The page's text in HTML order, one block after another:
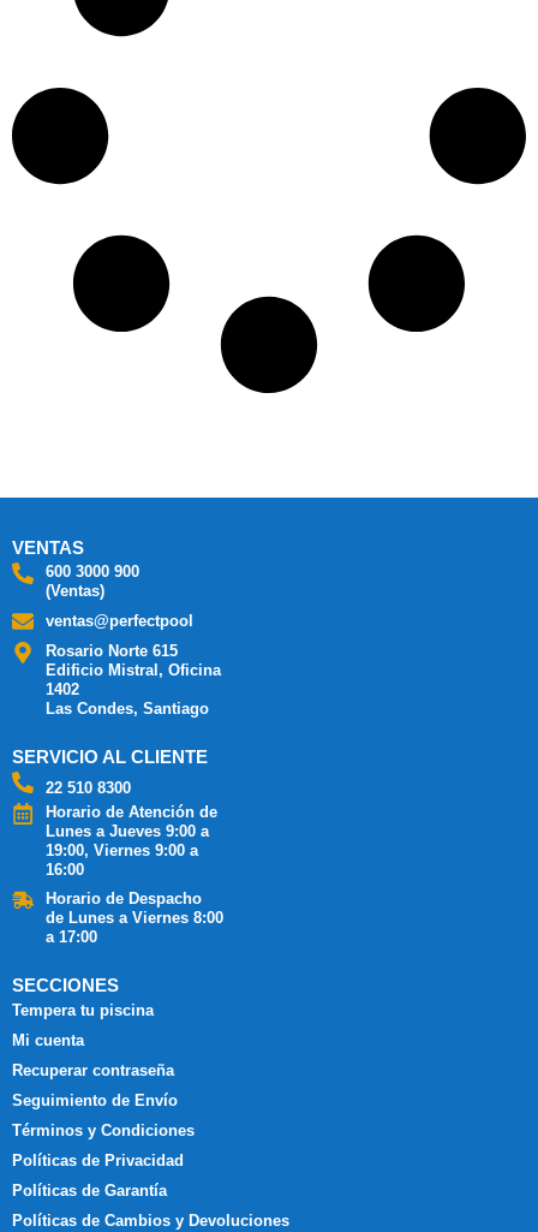
VENTAS
600 3000 900
(Ventas)
ventas@perfectpool
Rosario Norte 615
Edificio Mistral, Oficina
1402
Las Condes, Santiago
SERVICIO AL CLIENTE
22 510 8300
Horario de Atención de
Lunes a Jueves 9:00 a
19:00, Viernes 9:00 a
16:00
Horario de Despacho
de Lunes a Viernes 8:00
a 17:00
SECCIONES
Tempera tu piscina
Mi cuenta
Recuperar contraseña
Seguimiento de Envío
Términos y Condiciones
Políticas de Privacidad
Políticas de Garantía
Políticas de Cambios y Devoluciones